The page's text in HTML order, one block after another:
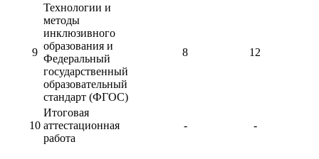
9
Технологии и
методы
инклюзивного
образования и
Федеральный
государственный
образовательный
стандарт (ФГОС)
8 12
10
Итоговая
аттестационная
работа
- -